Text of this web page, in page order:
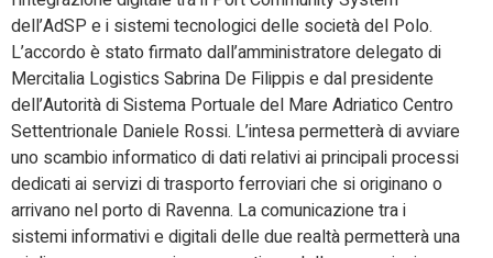
dell’AdSP e i sistemi tecnologici delle società del Polo.
L’accordo è stato firmato dall’amministratore delegato di
Mercitalia Logistics Sabrina De Filippis e dal presidente
dell’Autorità di Sistema Portuale del Mare Adriatico Centro
Settentrionale Daniele Rossi. L’intesa permetterà di avviare
uno scambio informatico di dati relativi ai principali processi
dedicati ai servizi di trasporto ferroviari che si originano o
arrivano nel porto di Ravenna. La comunicazione tra i
sistemi informativi e digitali delle due realtà permetterà una